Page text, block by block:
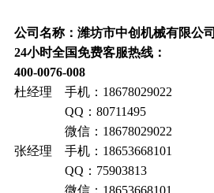
公司名称：潍坊市中创机械有限公司
24小时全国免费客服热线：
400-0076-008
杜经理 手机：18678029022
QQ：80711495
微信：18678029022
张经理 手机：18653668101
QQ：75903813